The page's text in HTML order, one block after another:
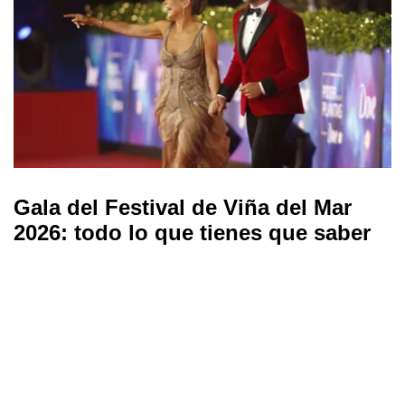
Gala del Festival de Viña del Mar
2026: todo lo que tienes que saber